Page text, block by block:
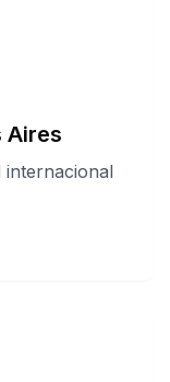
Aires
internacional